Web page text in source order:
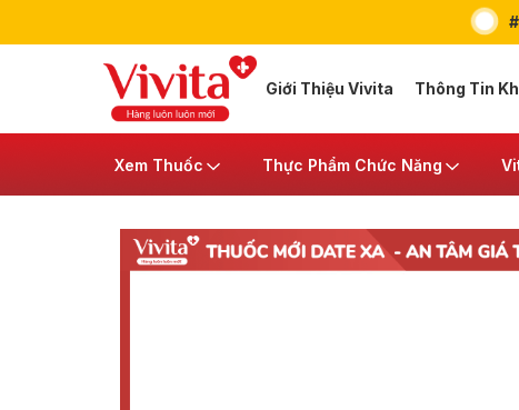
Giới Thiệu Vivita Thông Tin
Xem Thuốc Thực Phẩm Chức Năng